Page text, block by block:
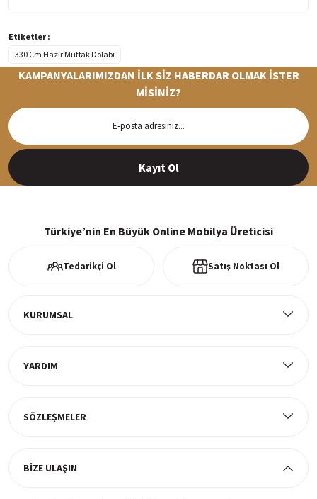
Etiketler :
330 Cm Hazır Mutfak Dolabı
Siparişleriniz en kısa sürede hazırlanarak kargoya verilir
KAMPANYALARIMIZDAN İLK SİZ HABERDAR OLMAK İSTER
MİSİNİZ?
Kayıt Ol
Türkiye’nin En Büyük Online Mobilya Üreticisi
Tedarikçi Ol Satış Noktası Ol
KURUMSAL
YARDIM
SÖZLEŞMELER
BİZE ULAŞIN